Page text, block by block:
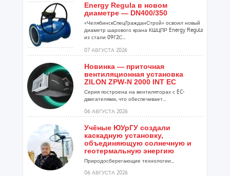
Energy Regula в новом
диаметре — DN400/350
«ЧелябинскСпецГражданСтрой» освоил новый
диаметр шарового крана КШЦПР Energy Regula
из стали 09Г2С...
07 АВГУСТА 2026
Новинка — приточная
вентиляционная установка
ZILON ZPW-N 2000 INT EC
Серия построена на вентиляторах с EC-
двигателями, что обеспечивает...
06 АВГУСТА 2026
Учёные ЮУрГУ создали
каскадную установку,
объединяющую солнечную и
геотермальную энергию
Природосберегающие технологии...
06 АВГУСТА 2026